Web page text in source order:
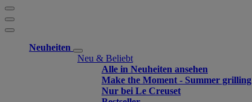
Neuheiten
Neu & Beliebt
Alle in Neuheiten ansehen
Make the Moment - Summer grilling
Nur bei Le Creuset